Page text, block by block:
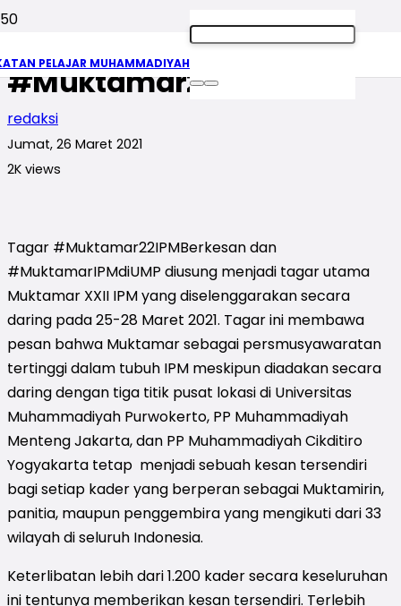
PELAJAR MUHAMMADIYAH
Ayo Masifkan
#Muktamar22IPM
redaksi
Jumat, 26 Maret 2021
2K views
Tagar #Muktamar22IPMBerkesan dan
#MuktamarIPMdiUMP diusung menjadi tagar utama
Muktamar XXII IPM yang diselenggarakan secara
daring pada 25-28 Maret 2021. Tagar ini membawa
pesan bahwa Muktamar sebagai persmusyawaratan
tertinggi dalam tubuh IPM meskipun diadakan secara
daring dengan tiga titik pusat lokasi di Universitas
Muhammadiyah Purwokerto, PP Muhammadiyah
Menteng Jakarta, dan PP Muhammadiyah Cikditiro
Yogyakarta tetap menjadi sebuah kesan tersendiri
bagi setiap kader yang berperan sebagai Muktamirin,
panitia, maupun penggembira yang mengikuti dari 33
wilayah di seluruh Indonesia.
Keterlibatan lebih dari 1.200 kader secara keseluruhan
ini tentunya memberikan kesan tersendiri. Terlebih